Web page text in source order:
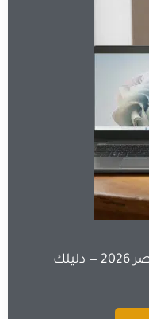
أفضل لاب توب للطالب في مصر 2026 — دليلك